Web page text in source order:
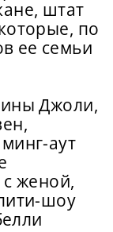
штат
по
ее семьи
Джоли,
аут
с женой,
шоу